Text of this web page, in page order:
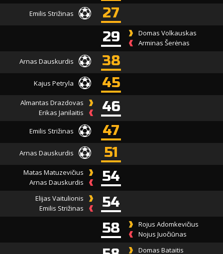
Emilis Strižinas
27
29
Domas Volkauskas
Arminas Šerėnas
Arnas Dauskurdis 38
Kajus Petryla 45
Almantas Drazdovas
Erikas Janilaitis
46
Emilis Strižinas 47
Arnas Dauskurdis 51
Matas Matuzevičius
Arnas Dauskurdis
54
Elijas Vaitulionis
Emilis Strižinas
54
58
Rojus Adomkevičius
Nojus Juočiūnas
Domas Bataitis